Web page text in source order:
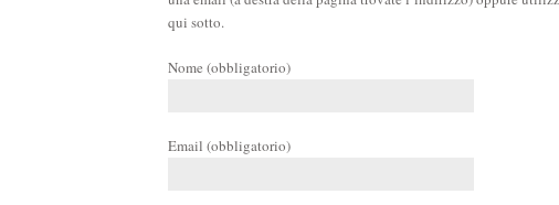
qui sotto.
Nome (obbligatorio)
Email (obbligatorio)